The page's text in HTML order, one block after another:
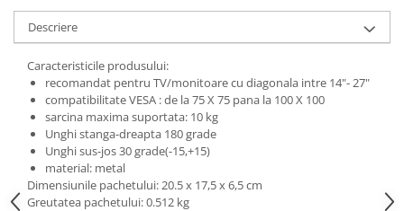
Descriere
Caracteristicile produsului:
recomandat pentru TV/monitoare cu diagonala intre 14"- 27"
compatibilitate VESA : de la 75 X 75 pana la 100 X 100
sarcina maxima suportata: 10 kg
Unghi stanga-dreapta 180 grade
Unghi sus-jos 30 grade(-15,+15)
material: metal
Dimensiunile pachetului: 20.5 x 17,5 x 6,5 cm
Greutatea pachetului: 0.512 kg